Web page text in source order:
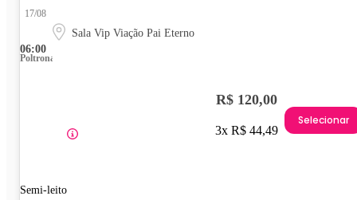
06:00
17/08
Sala Vip Viação Pai Eterno
Poltrona
Semi-leito
R$ 120,00
3x R$ 44,49
Selecionar